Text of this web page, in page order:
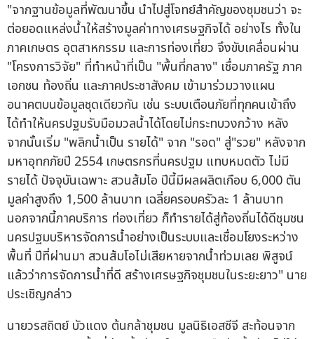
"จากฐานข้อมูลที่พัฒนาขึ้น นำไปสู่โจทย์สำคัญของชุมชนว่า จะ
ต่อยอดแหล่งน้ำให้สร้างมูลค่าทางเศรษฐกิจได้ อย่างไร ทั้งใน
ภาคเกษตร อุตสาหกรรม และการท่องเที่ยว จึงขับเคลื่อนผ่าน
"โครงการวิจัย" ที่ทำหน้าที่เป็น "พื้นที่กลาง" เชื่อมภาครัฐ ภาค
เอกชน ท้องถิ่น และภาคประชาสังคม เข้ามาร่วมวางแผน
อนาคตบนข้อมูลชุดเดียวกัน เช่น ระบบเตือนภัยที่ทุกคนเข้าถึง
ได้ทำให้นครปฐมรับมือมวลน้ำได้โดยไม่กระทบวงกว้าง หลัง
จากนั้นเริ่ม "พลิกน้ำเป็น รายได้" จาก "รอด" สู่"รวย" หลังจาก
มหาอุทกภัยปี 2554 เกษตรกรที่นครปฐม แทบหมดตัว ไม่มี
รายได้ ปัจจุบันเฉพาะ สวนส้มโอ ปีนี้มีผลผลิตเกือบ 6,000 ตัน
มูลค่าสูงถึง 1,500 ล้านบาท เฉลี่ยครอบครัวละ 1 ล้านบาท
นอกจากนี้ภาคบริการ ท่องเที่ยว ก็ทำรายได้สู่ท้องถิ่นได้ดีชุมชน
นครปฐมบริหารจัดการน้ำอย่างเป็นระบบและเชื่อมโยงระหว่าง
พื้นที่ ปีที่ผ่านมา สวนส้มโอไม่เสียหายจากน้ำท่วมเลย พิสูจน์
แล้วว่าการจัดการน้ำที่ดี สร้างเศรษฐกิจชุมชนในระยะยาว" นาย
ประเชิญกล่าว
นายวรสถิตย์ บัวแดง ต้นกล้าชุมชน มูลนิธิเอสซีจี สะท้อนจาก